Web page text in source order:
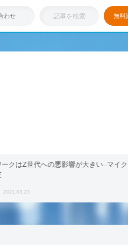
わせ 無料
つつある「リモートワーク」を存分に活
・ドットコム、2021年旅行トレンド「ワ
ド 2021.03.17